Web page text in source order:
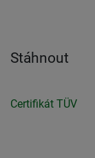
Stáhnout
Certifikát TÜV